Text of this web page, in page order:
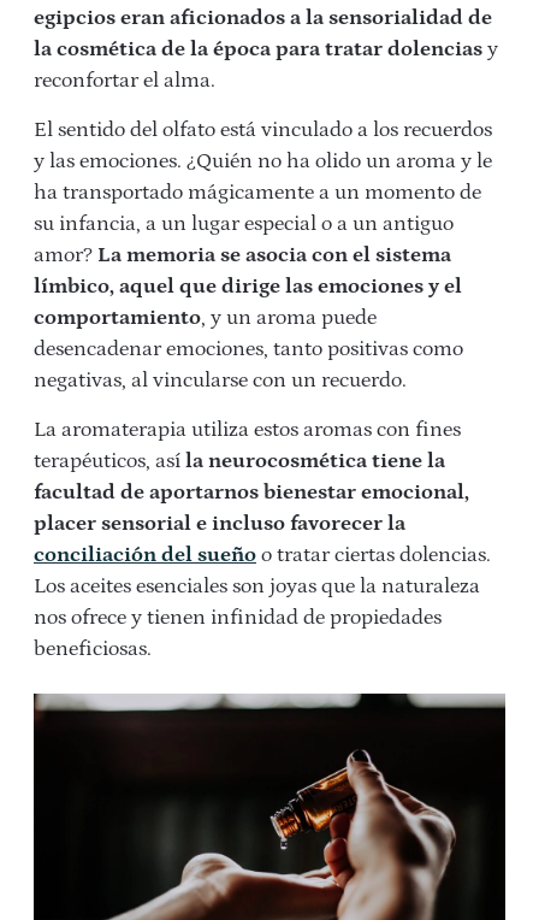
egipcios eran aficionados a la sensorialidad de
la cosmética de la época para tratar dolencias y
reconfortar el alma.
El sentido del olfato está vinculado a los recuerdos
y las emociones. ¿Quién no ha olido un aroma y le
ha transportado mágicamente a un momento de
su infancia, a un lugar especial o a un antiguo
amor? La memoria se asocia con el sistema
límbico, aquel que dirige las emociones y el
comportamiento, y un aroma puede
desencadenar emociones, tanto positivas como
negativas, al vincularse con un recuerdo.
La aromaterapia utiliza estos aromas con fines
terapéuticos, así la neurocosmética tiene la
facultad de aportarnos bienestar emocional,
placer sensorial e incluso favorecer la
conciliación del sueño o tratar ciertas dolencias.
Los aceites esenciales son joyas que la naturaleza
nos ofrece y tienen infinidad de propiedades
beneficiosas.